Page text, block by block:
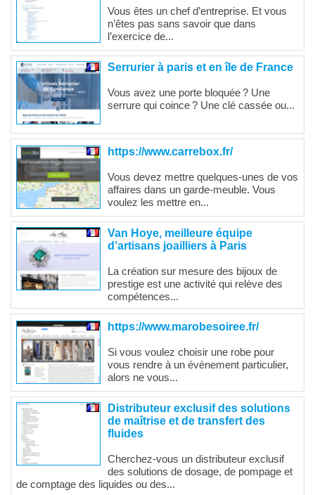
Vous êtes un chef d’entreprise. Et vous
n’êtes pas sans savoir que dans
l’exercice de...
Serrurier à paris et en île de France
Vous avez une porte bloquée ? Une
serrure qui coince ? Une clé cassée ou...
https://www.carrebox.fr/
Vous devez mettre quelques-unes de vos
affaires dans un garde-meuble. Vous
voulez les mettre en...
Van Hoye, meilleure équipe
d’artisans joailliers à Paris
La création sur mesure des bijoux de
prestige est une activité qui relève des
compétences...
https://www.marobesoiree.fr/
Si vous voulez choisir une robe pour
vous rendre à un évènement particulier,
alors ne vous...
Distributeur exclusif des solutions
de maîtrise et de transfert des
fluides
Cherchez-vous un distributeur exclusif
des solutions de dosage, de pompage et
de comptage des liquides ou des...